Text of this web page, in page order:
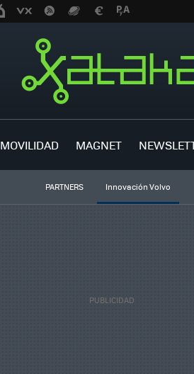
MOVILIDAD MAGNET
PARTNERS Innovación Volvo